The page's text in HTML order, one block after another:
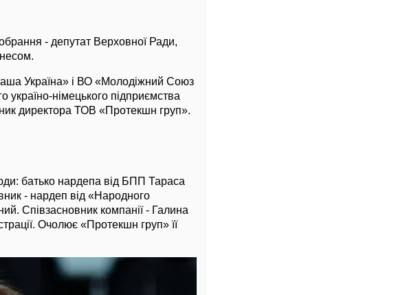
- депутат Верховної Ради,
Україна» і ВО «Молодіжний Союз
україно-німецького підприємства
директора ТОВ «Протекшн груп».
батько нардепа від БПП Тараса
- нардеп від «Народного
Співзасновник компанії - Галина
Очолює «Протекшн груп» її